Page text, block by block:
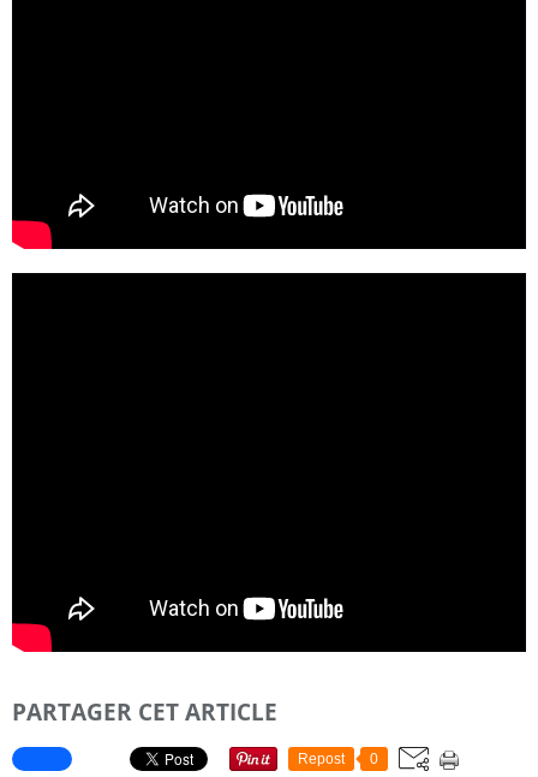
PARTAGER CET ARTICLE
Repost 0